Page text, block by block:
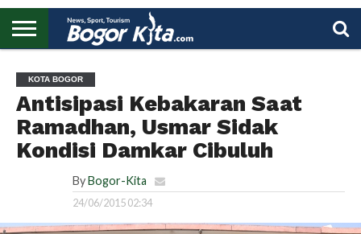
UTAMA
KOTA BOGOR
Antisipasi Kebakaran Saat
Ramadhan, Usmar Sidak
Kondisi Damkar Cibuluh
By Bogor-Kita
24/06/2015 02:34